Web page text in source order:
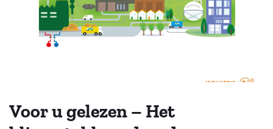
Voor u gelezen – Het